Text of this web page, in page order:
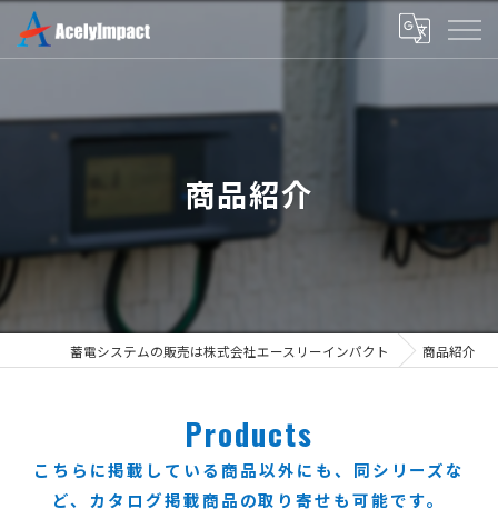
商品紹介
蓄電システムの販売は株式会社エースリーインパクト 商品紹介
Products
こちらに掲載している商品以外にも、同シリーズな
ど、カタログ掲載商品の取り寄せも可能です。